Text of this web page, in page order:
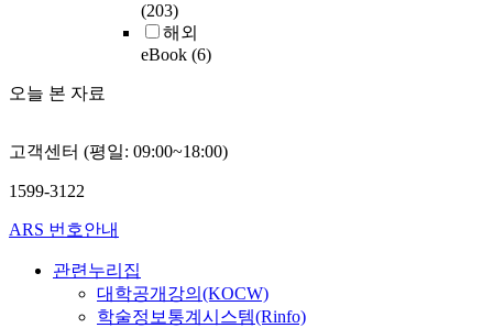
(203)
해외
eBook (6)
오늘 본 자료
고객센터 (평일: 09:00~18:00)
1599-3122
ARS 번호안내
관련누리집
대학공개강의(KOCW)
학술정보통계시스템(Rinfo)